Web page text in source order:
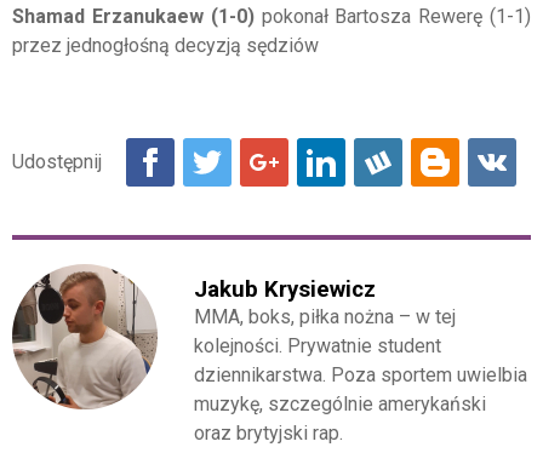
Shamad Erzanukaew (1-0)pokonał Bartosza Rewerę (1-1)
przez jednogłośną decyzją sędziów
Jakub Krysiewicz
MMA, boks, piłka nożna – w tej
kolejności. Prywatnie student
dziennikarstwa. Poza sportem uwielbia
muzykę, szczególnie amerykański
oraz brytyjski rap.